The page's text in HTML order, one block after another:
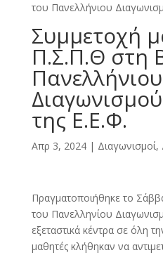
του Πανελλήνιου
Συμμετοχή
Π.Σ.Π.Θ στη
Πανελλήνιου
της Ε.Ε.Φ.
Απρ 3, 2024| Διαγωνισμοί,
Πραγματοποιήθηκε το
του Πανελληνίου
εξεταστικά κέντρα σε όλη
μαθητές κλήθηκαν να